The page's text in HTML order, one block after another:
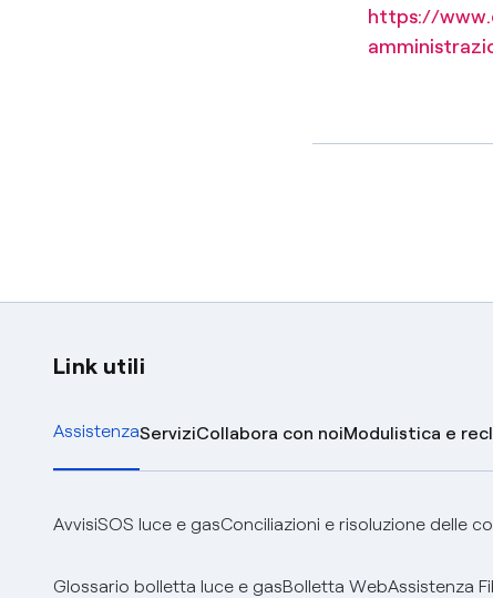
https://
Link utili
AssistenzaServiziCollabora con noiModulistica e
AvvisiSOS luce e gasConciliazioni e risoluzione delle
Glossario bolletta luce e gasBolletta WebAssistenza